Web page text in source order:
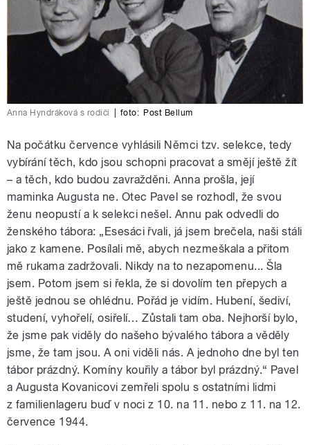
Anna Hyndráková s rodiči foto: Post Bellum
Na počátku července vyhlásili Němci tzv. selekce, tedy
vybírání těch, kdo jsou schopni pracovat a smějí ještě žít
– a těch, kdo budou zavražděni. Anna prošla, její
maminka Augusta ne. Otec Pavel se rozhodl, že svou
ženu neopustí a k selekci nešel. Annu pak odvedli do
ženského tábora: „Esesáci řvali, já jsem brečela, naši stáli
jako z kamene. Posílali mě, abych nezmeškala a přitom
mě rukama zadržovali. Nikdy na to nezapomenu... Šla
jsem. Potom jsem si řekla, že si dovolím ten přepych a
ještě jednou se ohlédnu. Pořád je vidím. Hubení, šediví,
studení, vyhořelí, osiřelí… Zůstali tam oba. Nejhorší bylo,
že jsme pak viděly do našeho bývalého tábora a věděly
jsme, že tam jsou. A oni viděli nás. A jednoho dne byl ten
tábor prázdný. Komíny kouřily a tábor byl prázdný.“ Pavel
a Augusta Kovanicovi zemřeli spolu s ostatními lidmi
z familienlageru buď v noci z 10. na 11. nebo z 11. na 12.
července 1944.